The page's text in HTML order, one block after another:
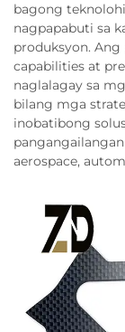
bagong
nagpapabuti sa
produksyon.
capabilities at
naglalagay sa
bilang mga
inobatibong
aerospace,